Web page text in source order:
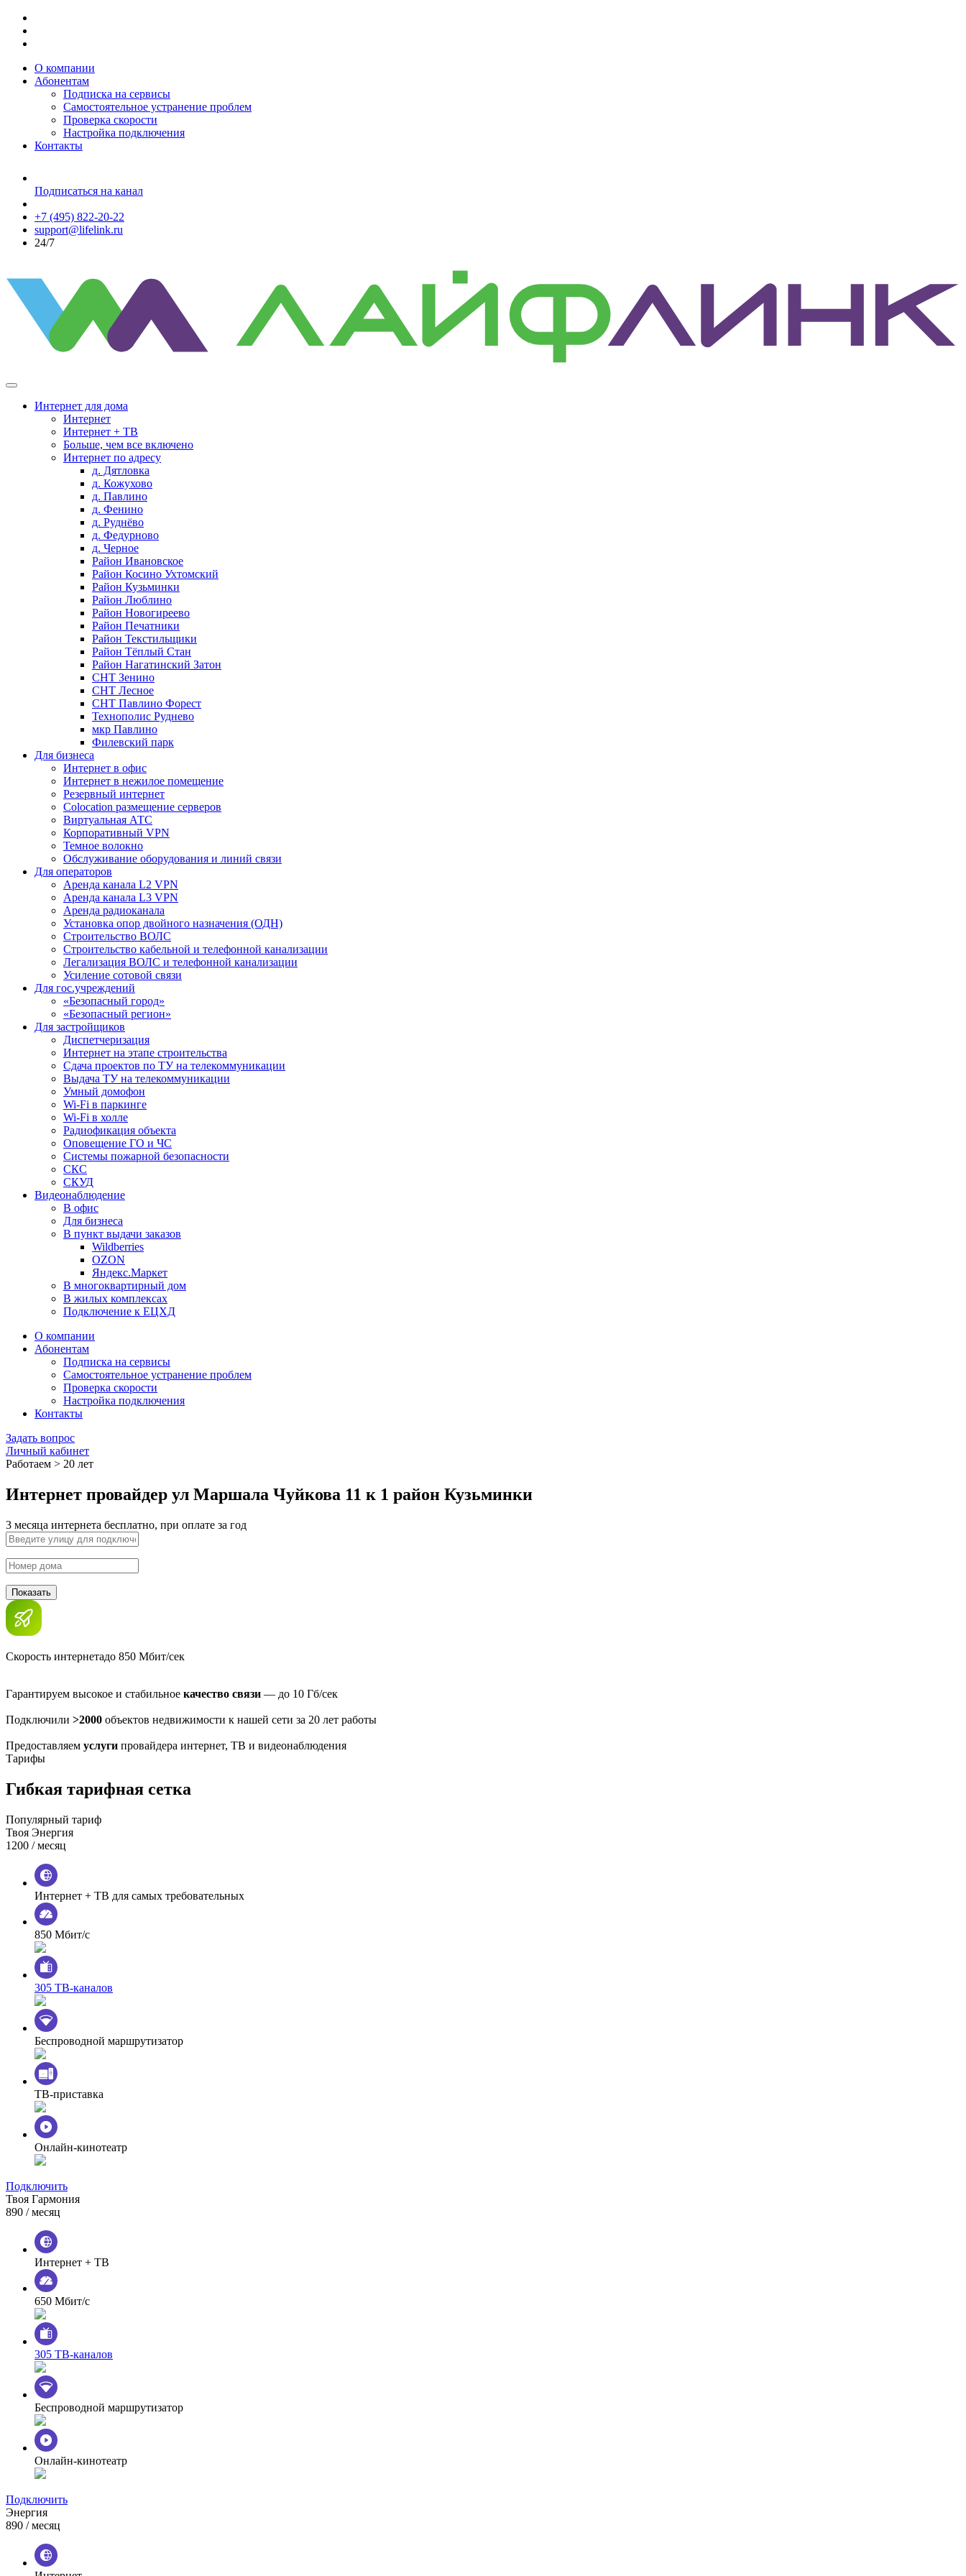
О компании
Абонентам
Подписка на сервисы
Самостоятельное устранение проблем
Проверка скорости
Настройка подключения
Контакты
Подписаться на канал
+7 (495) 822-20-22
support@lifelink.ru
24/7
Интернет для дома
Интернет
Интернет + ТВ
Больше, чем все включено
Интернет по адресу
д. Дятловка
д. Кожухово
д. Павлино
д. Фенино
д. Руднёво
д. Федурново
д. Черное
Район Ивановское
Район Косино Ухтомский
Район Кузьминки
Район Люблино
Район Новогиреево
Район Печатники
Район Текстильщики
Район Тёплый Стан
Район Нагатинский Затон
СНТ Зенино
СНТ Лесное
СНТ Павлино Форест
Технополис Руднево
мкр Павлино
Филевский парк
Для бизнеса
Интернет в офис
Интернет в нежилое помещение
Резервный интернет
Colocation размещение серверов
Виртуальная АТС
Корпоративный VPN
Темное волокно
Обслуживание оборудования и линий связи
Для операторов
Аренда канала L2 VPN
Аренда канала L3 VPN
Аренда радиоканала
Установка опор двойного назначения (ОДН)
Строительство ВОЛС
Строительство кабельной и телефонной канализации
Легализация ВОЛС и телефонной канализации
Усиление сотовой связи
Для гос.учреждений
«Безопасный город»
«Безопасный регион»
Для застройщиков
Диспетчеризация
Интернет на этапе строительства
Сдача проектов по ТУ на телекоммуникации
Выдача ТУ на телекоммуникации
Умный домофон
Wi-Fi в паркинге
Wi-Fi в холле
Радиофикация объекта
Оповещение ГО и ЧС
Системы пожарной безопасности
СКС
СКУД
Видеонаблюдение
В офис
Для бизнеса
В пункт выдачи заказов
Wildberries
OZON
Яндекс.Маркет
В многоквартирный дом
В жилых комплексах
Подключение к ЕЦХД
О компании
Абонентам
Подписка на сервисы
Самостоятельное устранение проблем
Проверка скорости
Настройка подключения
Контакты
Задать вопрос
Личный кабинет
Работаем > 20 лет
Интернет провайдер ул Маршала Чуйкова 11 к 1 район Кузьминки
3 месяца интернета бесплатно, при оплате за год
Показать
Скорость интернетадо 850 Мбит/сек
Гарантируем высокое и стабильное качество связи — до 10 Гб/сек
Подключили >2000 объектов недвижимости к нашей сети за 20 лет работы
Предоставляем услуги провайдера интернет, ТВ и видеонаблюдения
Тарифы
Гибкая тарифная сетка
Популярный тариф
Твоя Энергия
1200 / месяц
Интернет + ТВ для самых требовательных
850 Мбит/с
305 ТВ-каналов
Беспроводной маршрутизатор
ТВ-приставка
Онлайн-кинотеатр
Подключить
Твоя Гармония
890 / месяц
Интернет + ТВ
650 Мбит/с
305 ТВ-каналов
Беспроводной маршрутизатор
Онлайн-кинотеатр
Подключить
Энергия
890 / месяц